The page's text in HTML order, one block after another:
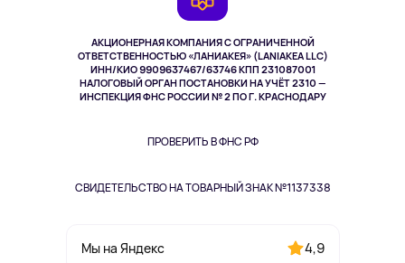
АКЦИОНЕРНАЯ КОМПАНИЯ С ОГРАНИЧЕННОЙ
ОТВЕТСТВЕННОСТЬЮ «ЛАНИАКЕЯ» (LANIAKEA LLC)
ИНН/КИО 9909637467/63746 КПП 231087001
НАЛОГОВЫЙ ОРГАН ПОСТАНОВКИ НА УЧЁТ 2310 —
ИНСПЕКЦИЯ ФНС РОССИИ № 2 ПО Г. КРАСНОДАРУ
ПРОВЕРИТЬ В ФНС РФ
СВИДЕТЕЛЬСТВО НА ТОВАРНЫЙ ЗНАК №1137338
Мы на Яндекс 4,9
Одежда и аксессуары